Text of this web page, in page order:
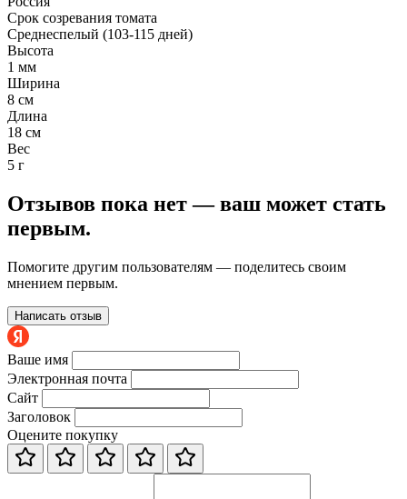
Срок созревания томата
Среднеспелый (103-115 дней)
Высота
1 мм
Ширина
8 см
Длина
18 см
Вес
5 г
Отзывов пока нет — ваш может стать
первым.
Помогите другим пользователям — поделитесь своим
мнением первым.
Написать отзыв
Ваше имя
Электронная почта
Сайт
Заголовок
Оцените покупку